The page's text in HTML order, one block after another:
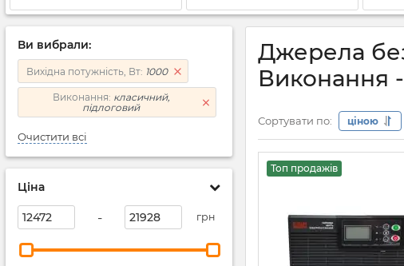
Ви вибрали:
Вихідна потужність, Вт: 1000
Виконання: класичний,
підлоговий
Очистити всі
Ціна
- грн
Джерела
Виконання
Сортувати по: ціною
Топ продажів